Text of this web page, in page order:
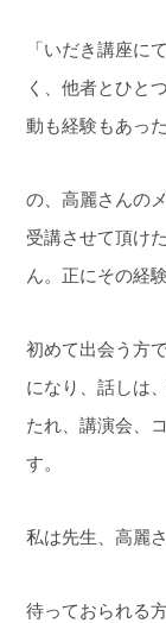
「いだき講座に
く、他者とひと
動も経験もあっ
の、高麗さんの
受講させて頂け
ん。正にその経
初めて出会う方
になり、話しは
たれ、講演会、
す。
私は先生、高麗
待っておられる